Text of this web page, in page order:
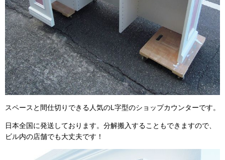
スペースと間仕切りできる人気のL字型のショップカウンターです。
日本全国に発送しております。分解搬入することもできますので、
ビル内の店舗でも大丈夫です！